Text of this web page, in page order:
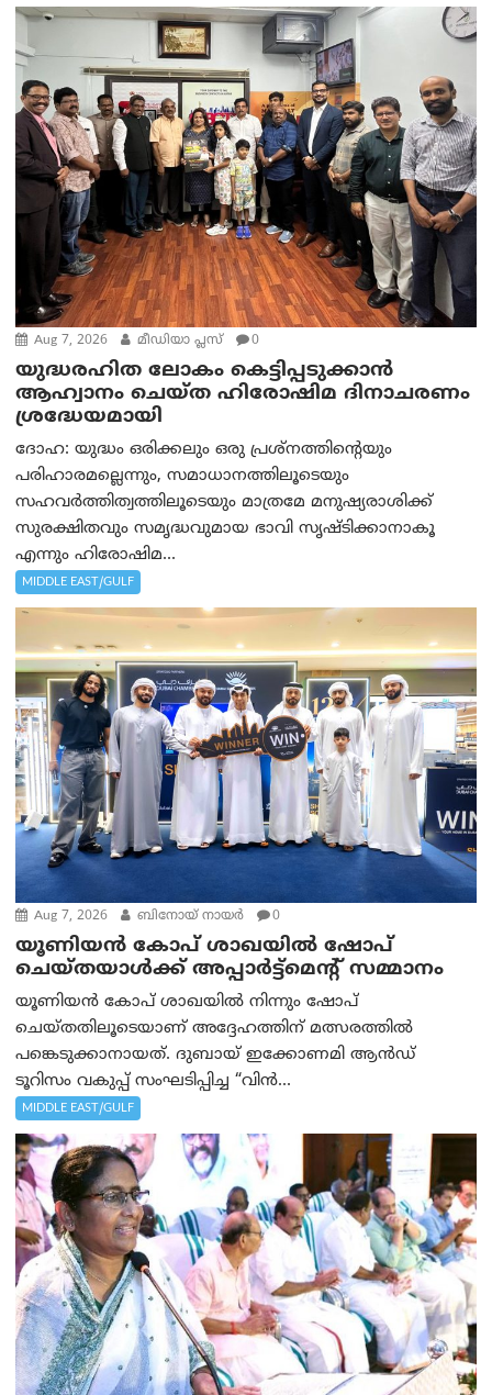
Aug 7, 2026 മീഡിയാ പ്ലസ് 0
യുദ്ധരഹിത ലോകം കെട്ടിപ്പടുക്കാന്‍
ആഹ്വാനം ചെയ്ത ഹിരോഷിമ ദിനാചരണം
ശ്രദ്ധേയമായി
ദോഹ: യുദ്ധം ഒരിക്കലും ഒരു പ്രശ്‌നത്തിന്റെയും
പരിഹാരമല്ലെന്നും, സമാധാനത്തിലൂടെയും
സഹവര്‍ത്തിത്വത്തിലൂടെയും മാത്രമേ മനുഷ്യരാശിക്ക്
സുരക്ഷിതവും സമൃദ്ധവുമായ ഭാവി സൃഷ്ടിക്കാനാകൂ
എന്നും ഹിരോഷിമ...
MIDDLE EAST/GULF
Aug 7, 2026 ബിനോയ് നായര്‍ 0
യൂണിയൻ കോപ് ശാഖയിൽ ഷോപ്
ചെയ്തയാൾക്ക് അപ്പാർട്ട്മെന്റ് സമ്മാനം
യൂണിയൻ കോപ് ശാഖയിൽ നിന്നും ഷോപ്
ചെയ്തതിലൂടെയാണ് അദ്ദേഹത്തിന് മത്സരത്തിൽ
പങ്കെടുക്കാനായത്. ദുബായ് ഇക്കോണമി ആൻഡ്
ടൂറിസം വകുപ്പ് സംഘടിപ്പിച്ച “വിൻ...
MIDDLE EAST/GULF